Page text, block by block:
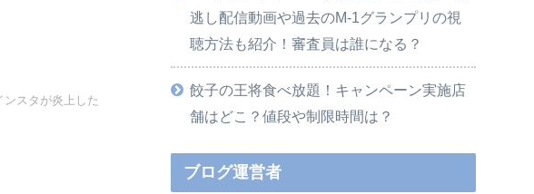
スタが炎上した
逃し配信動画や過去のM-1グランプリの視
聴方法も紹介！審査員は誰になる？
餃子の王将食べ放題！キャンペーン実施店
舗はどこ？値段や制限時間は？
ブログ運営者